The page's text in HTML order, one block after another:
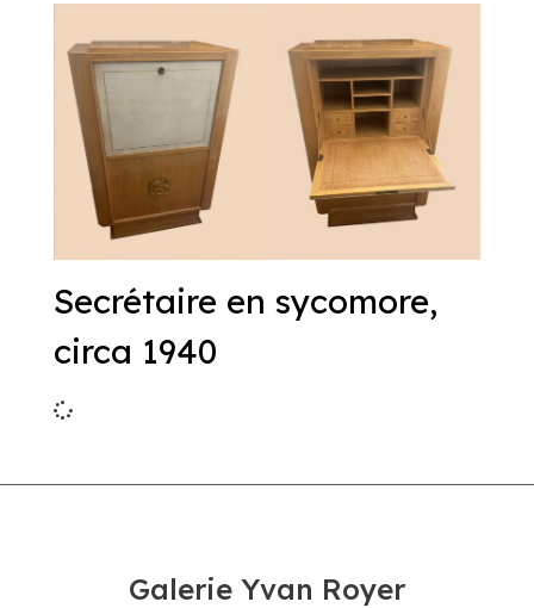
Secrétaire en sycomore,
circa 1940
Galerie Yvan Royer